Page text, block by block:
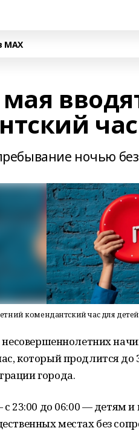
MAX
ночью без
комендантский час для детей
который продлится до
города.
23:00 до 06:00 — детям
местах без